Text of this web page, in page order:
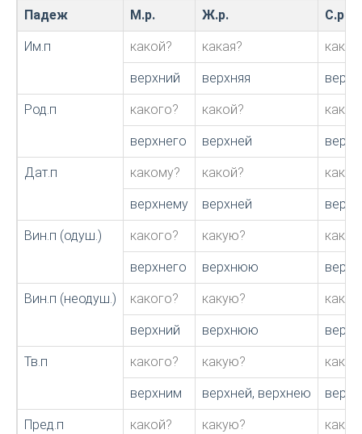
Падеж М.р. Ж.р. С.р.
Им.п какой? какая?
верхний верхняя
Род.п какого? какой?
верхнего верхней
Дат.п какому? какой?
верхнему верхней
Вин.п (одуш.) какого? какую?
верхнего верхнюю
Вин.п (неодуш.) какого? какую?
верхний верхнюю
Тв.п какого? какую?
верхним верхней, верхнею
Пред.п какой? какую?